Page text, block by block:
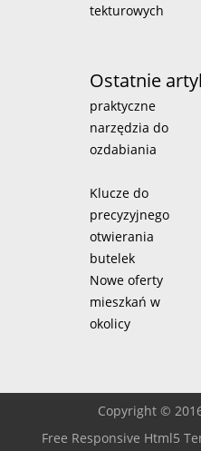
tekturowych
Ostatnie
praktyczne
narzędzia do
ozdabiania
Klucze do
precyzyjnego
otwierania
butelek
Nowe oferty
mieszkań w
okolicy
Copyright ©
Free Responsive Html5